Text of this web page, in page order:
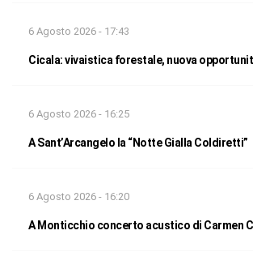
6 Agosto 2026 - 17:43
Cicala: vivaistica forestale, nuova
6 Agosto 2026 - 16:25
A Sant’Arcangelo la “Notte Gialla Coldiretti”
6 Agosto 2026 - 16:20
A Monticchio concerto acustico di Carmen